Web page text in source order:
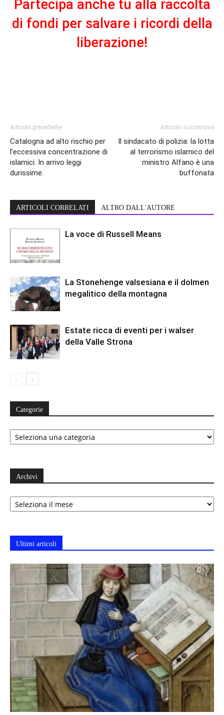
Partecipa anche tu alla raccolta
di fondi per salvare i ricordi della
liberazione!
Articolo precedente
Catalogna ad alto rischio per
l’eccessiva concentrazione di
islamici. In arrivo leggi
durissime.
Articolo successivo
Il sindacato di polizia: la lotta
al terrorismo islamico del
ministro Alfano è una
buffonata
ARTICOLI CORRELATI ALTRO DALL'AUTORE
La voce di Russell Means
La Stonehenge valsesiana e il dolmen
megalitico della montagna
Estate ricca di eventi per i walser
della Valle Strona
Categorie
Categorie
Archivi
Archivi
Ultimi articoli